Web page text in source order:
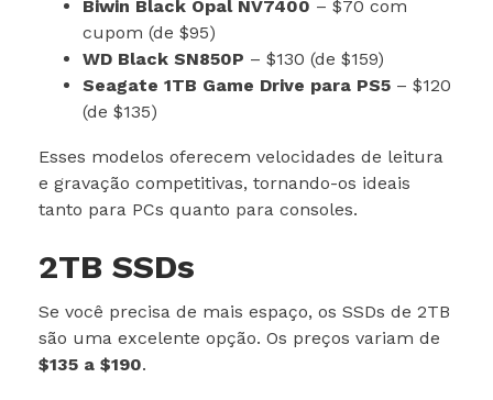
Biwin Black Opal NV7400 – $70 com
cupom (de $95)
WD Black SN850P – $130 (de $159)
Seagate 1TB Game Drive para PS5 – $120
(de $135)
Esses modelos oferecem velocidades de leitura
e gravação competitivas, tornando-os ideais
tanto para PCs quanto para consoles.
2TB SSDs
Se você precisa de mais espaço, os SSDs de 2TB
são uma excelente opção. Os preços variam de
$135 a $190.